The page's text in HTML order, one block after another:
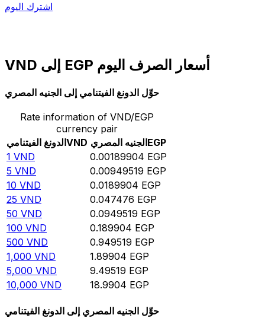
اشترك اليوم
VND إلى EGP أسعار الصرف اليوم
حوِّل الدونغ الفيتنامي إلى الجنيه المصري
Rate information of VND/EGP
currency pair
الدونغ الفيتناميVND الجنيه المصريEGP
1 VND 0.00189904 EGP
5 VND 0.00949519 EGP
10 VND 0.0189904 EGP
25 VND 0.047476 EGP
50 VND 0.0949519 EGP
100 VND 0.189904 EGP
500 VND 0.949519 EGP
1,000 VND 1.89904 EGP
5,000 VND 9.49519 EGP
10,000 VND 18.9904 EGP
حوِّل الجنيه المصري إلى الدونغ الفيتنامي